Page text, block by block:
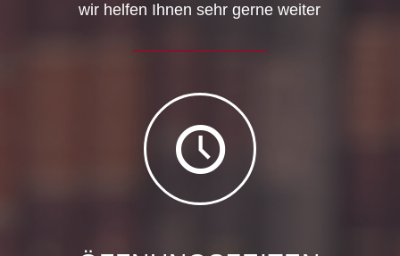
wir helfen Ihnen sehr gerne weiter